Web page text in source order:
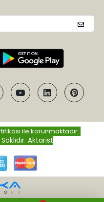
ile korunmaktadır.
Aktarist